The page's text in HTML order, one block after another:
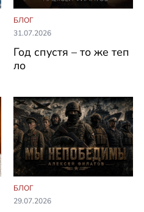
БЛОГ
31.07.2026
Год спустя – то же теп
ло
БЛОГ
29.07.2026